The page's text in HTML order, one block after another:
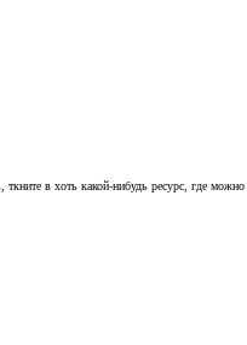
в хоть какой-нибудь ресурс, где